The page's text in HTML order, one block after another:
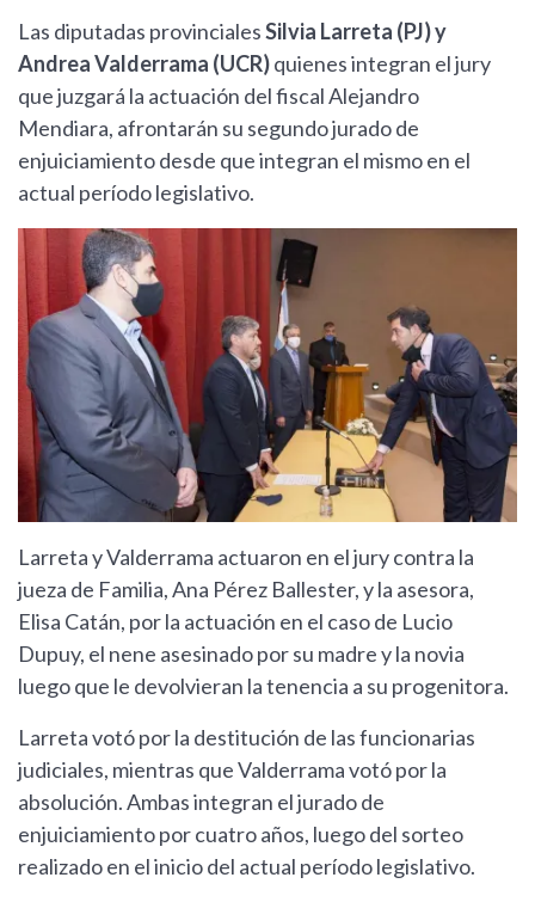
Las diputadas provincialesSilvia Larreta (PJ) y
Andrea Valderrama (UCR)quienes integran el jury
que juzgará la actuación del fiscal Alejandro
Mendiara, afrontarán su segundo jurado de
enjuiciamiento desde que integran el mismo en el
actual período legislativo.
Larreta y Valderrama actuaron en el jury contra la
jueza de Familia, Ana Pérez Ballester, y la asesora,
Elisa Catán, por la actuación en el caso de Lucio
Dupuy, el nene asesinado por su madre y la novia
luego que le devolvieran la tenencia a su progenitora.
Larreta votó por la destitución de las funcionarias
judiciales, mientras que Valderrama votó por la
absolución. Ambas integran el jurado de
enjuiciamiento por cuatro años, luego del sorteo
realizado en el inicio del actual período legislativo.